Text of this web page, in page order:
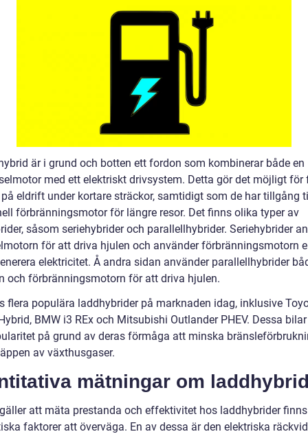
är i grund och botten ett fordon som kombinerar både en
med ett elektriskt drivsystem. Detta gör det möjligt för
eldrift under kortare sträckor, samtidigt som de har tillgång
förbränningsmotor för längre resor. Det finns olika typer av
såsom seriehybrider och parallellhybrider. Seriehybrider
för att driva hjulen och använder förbränningsmotorn
elektricitet. Å andra sidan använder parallellhybrider
och förbränningsmotorn för att driva hjulen.
flera populära laddhybrider på marknaden idag, inklusive
BMW i3 REx och Mitsubishi Outlander PHEV. Dessa
på grund av deras förmåga att minska
av växthusgaser.
mätningar om
att mäta prestanda och effektivitet hos laddhybrider
faktorer att överväga. En av dessa är den elektriska